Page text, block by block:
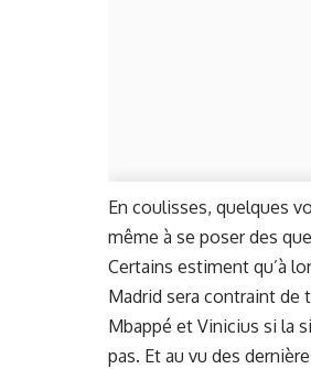
En coulisses, quelques
même à se poser des
Certains estiment qu’à
Madrid sera contraint de
Mbappé et Vinicius si la
pas. Et au vu des